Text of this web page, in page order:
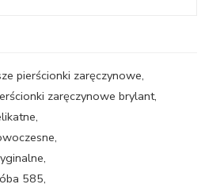
pierścionki zaręczynowe,
zaręczynowe brylant,
,
,
,
585,